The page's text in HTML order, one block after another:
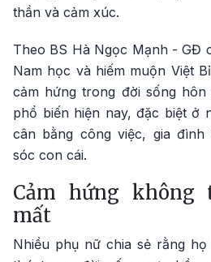
thần và cảm xúc.
Theo BS Hà Ngọc Mạnh - GĐ
Nam học và hiếm muộn Việt
cảm hứng trong đời sống
phổ biến hiện nay, đặc biệt ở
cân bằng công việc, gia
sóc con cái.
Cảm hứng không
mất
Nhiều phụ nữ chia sẻ rằng